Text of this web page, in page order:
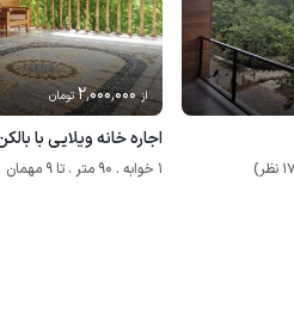
از 2٬000٬000تومان
اجاره خانه ویلایی با
1 خوابه . 90 متر . تا 9 مهمان